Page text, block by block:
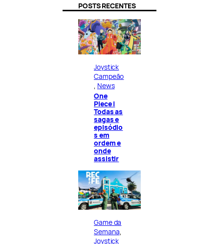
POSTS RECENTES
Joystick
Campeão
News
One
Piece |
Todas as
sagas e
episódio
s em
ordem e
onde
assistir
Game da
Semana
Joystick